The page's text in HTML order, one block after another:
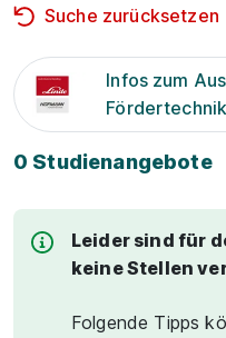
Suche zurücksetzen
Infos zum
0 Studienangebote
Leider sind für
keine Stellen
Folgende Tipps